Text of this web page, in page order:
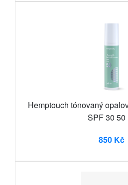
Hemptouch tónovaný
SPF 30 50
850 Kč